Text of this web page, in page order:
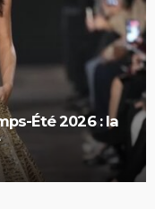
Été 2026 : la